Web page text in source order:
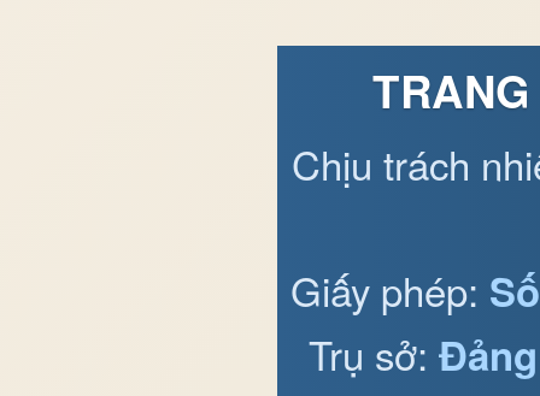
Chịu trách
Giấy phép:
Trụ sở: